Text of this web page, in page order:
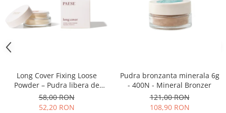
Long Cover Fixing Loose
Powder – Pudra libera de
fixare
58,00 RON
52,20 RON
Pudra bronzanta minerala 6g
- 400N - Mineral Bronzer
121,00 RON
108,90 RON